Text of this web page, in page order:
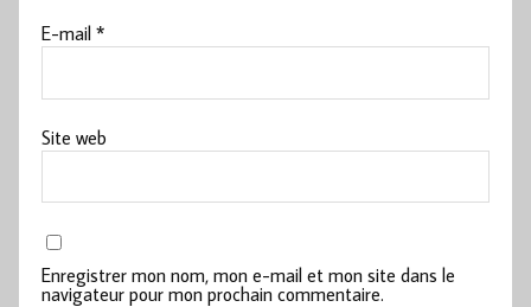
E-mail*
Site web
Enregistrer mon nom, mon e-mail et mon site dans le
navigateur pour mon prochain commentaire.